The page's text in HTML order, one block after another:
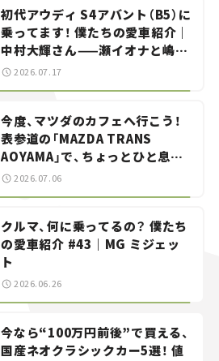
初代アウディ S4アバント（B5）に
乗ってます！ 僕たちの愛車紹介｜
中村大輝さん——瀬イオナと嶋田
智之の「クルマでざっくばらんば
らん！」＃20
2026.07.17
今度、マツダのカフェへ行こう！
表参道の「MAZDA TRANS
AOYAMA」で、ちょっとひと息。
——連載｜CCGとクルマでどうす
2026.07.06
クルマ、何に乗ってるの？ 僕たち
の愛車紹介 #43｜MG ミジェッ
ト
2026.06.26
今なら“100万円前後”で買える、
国産ネオクラシックカー5選！ 値